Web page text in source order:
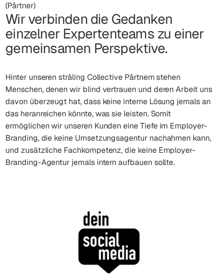
(Pårtner)
Wir verbinden die Gedanken
einzelner Expertenteams zu einer
gemeinsamen Perspektive.
Hinter unseren stråling Collective Pårtnern stehen
Menschen, denen wir blind vertrauen und deren Arbeit uns
davon überzeugt hat, dass keine interne Lösung jemals an
das heranreichen könnte, was sie leisten. Somit
ermöglichen wir unseren Kunden eine Tiefe im Employer-
Branding, die keine Umsetzungsagentur nachahmen kann,
und zusätzliche Fachkompetenz, die keine Employer-
Branding-Agentur jemals intern aufbauen sollte.